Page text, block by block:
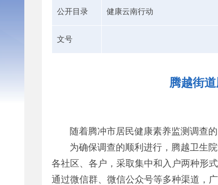
公开目录 健康云南行动
文号
腾越街
随着腾冲市居民健康素养监测调查
为确保调查的顺利进行，腾越卫生
各社区、各户，采取集中和入户两种形
通过微信群、微信公众号等多种渠道，